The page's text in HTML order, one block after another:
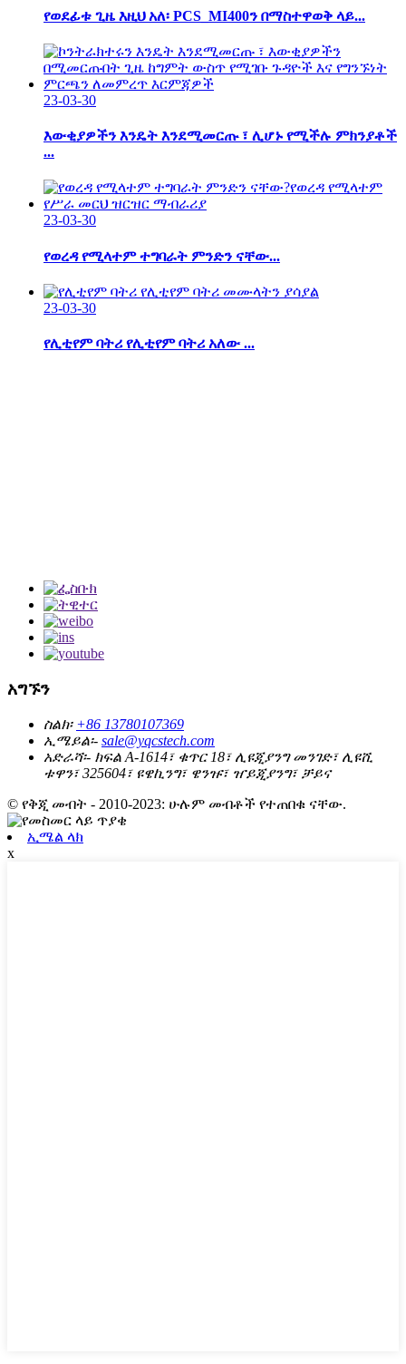
የወደፊቱ ጊዜ እዚህ አለ፡ PCS_MI400ን በማስተዋወቅ ላይ...
23-03-30
እውቂያዎችን እንዴት እንደሚመርጡ ፣ ሊሆኑ የሚችሉ ምክንያቶች
...
23-03-30
የወረዳ የሚላተም ተግባራት ምንድን ናቸው...
23-03-30
የሊቲየም ባትሪ የሊቲየም ባትሪ አለው ...
አግኙን
ስልክ፡ +86 13780107369
ኢሜይል፡- sale@yqcstech.com
አድራሻ፡- ክፍል A-1614፣ ቁጥር 18፣ ሊዩጂያንግ መንገድ፣ ሊዩሺ
ቱዋን፣ 325604፣ ዩዌኪንግ፣ ዌንዡ፣ ዠይጂያንግ፣ ቻይና
© የቅጂ መብት - 2010-2023: ሁሉም መብቶች የተጠበቁ ናቸው.
ኢሜል ላክ
x